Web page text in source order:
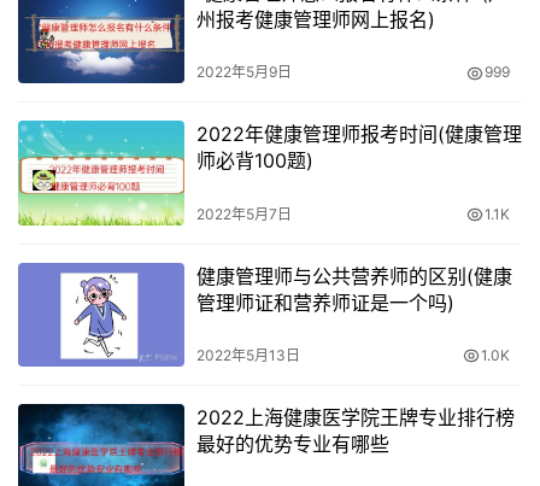
州报考健康管理师网上报名)
2022年5月9日 999
2022年健康管理师报考时间(健康管理
师必背100题)
2022年5月7日 1.1K
健康管理师与公共营养师的区别(健康
管理师证和营养师证是一个吗)
2022年5月13日 1.0K
2022上海健康医学院王牌专业排行榜
最好的优势专业有哪些